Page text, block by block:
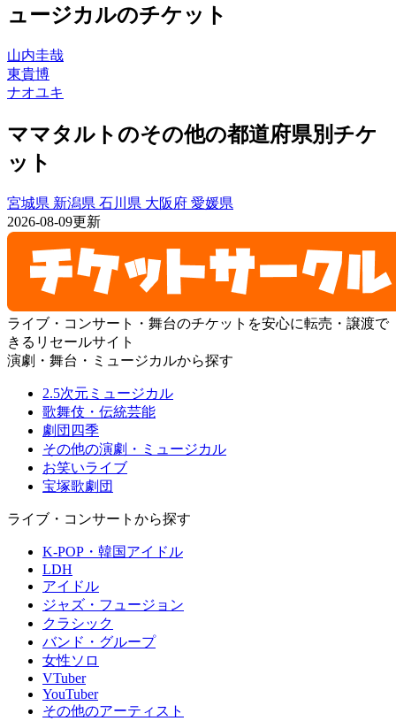
ュージカルのチケット
山内圭哉
東貴博
ナオユキ
ママタルトのその他の都道府県別チケ
ット
宮城県 新潟県 石川県 大阪府 愛媛県
2026-08-09更新
ライブ・コンサート・舞台のチケットを安心に転売・譲渡で
きるリセールサイト
演劇・舞台・ミュージカルから探す
2.5次元ミュージカル
歌舞伎・伝統芸能
劇団四季
その他の演劇・ミュージカル
お笑いライブ
宝塚歌劇団
ライブ・コンサートから探す
K-POP・韓国アイドル
LDH
アイドル
ジャズ・フュージョン
クラシック
バンド・グループ
女性ソロ
VTuber
YouTuber
その他のアーティスト